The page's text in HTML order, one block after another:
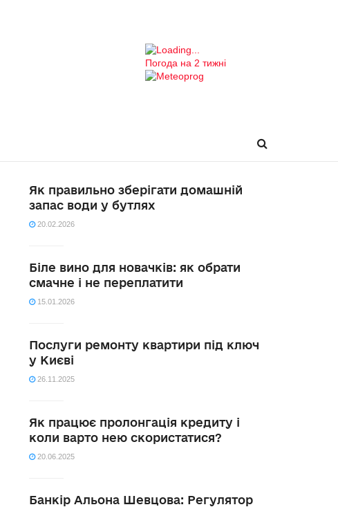
Погода на 2 тижні
Як правильно зберігати домашній
запас води у бутлях
20.02.2026
Біле вино для новачків: як обрати
смачне і не переплатити
15.01.2026
Послуги ремонту квартири під ключ
у Києві
26.11.2025
Як працює пролонгація кредиту і
коли варто нею скористатися?
20.06.2025
Банкір Альона Шевцова: Регулятор